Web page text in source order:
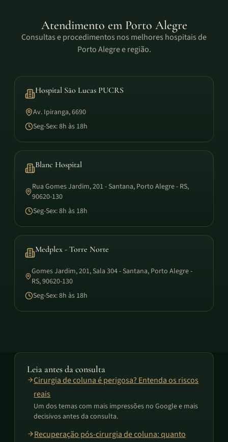
Atendimento em Porto Alegre
Consultas e procedimentos nos melhores hospitais de
Porto Alegre e região.
Hospital São Lucas PUCRS
Av. Ipiranga, 6690
Seg-Sex: 8h às 18h
Blanc Hospital
Rua Gomes Jardim, 201 - Santana, Porto Alegre - RS,
90620-130
Seg-Sex: 8h às 18h
Medplex - Torre Norte
Gomes Jardim, 201, Sala 304 - Santana, Porto Alegre -
RS, 90620-130
Seg-Sex: 8h às 18h
Leia antes da consulta
Cirurgia de coluna é perigosa? Entenda os riscos
reais
Um dos temas com mais impressões no Google e mais
decisivos antes da consulta.
Recuperação pós-cirurgia de coluna: quanto